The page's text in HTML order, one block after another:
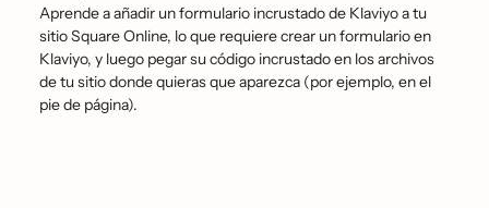
Aprende a añadir un formulario incrustado de Klaviyo a tu
sitio Square Online, lo que requiere crear un formulario en
Klaviyo, y luego pegar su código incrustado en los archivos
de tu sitio donde quieras que aparezca (por ejemplo, en el
pie de página).